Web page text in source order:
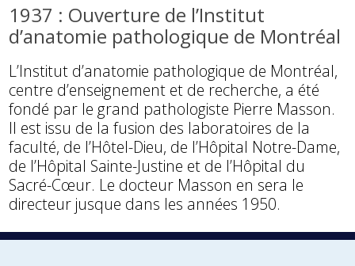
1937 : Ouverture de l’Institut
d’anatomie pathologique de Montréal
L’Institut d’anatomie pathologique de Montréal,
centre d’enseignement et de recherche, a été
fondé par le grand pathologiste Pierre Masson.
Il est issu de la fusion des laboratoires de la
faculté, de l’Hôtel-Dieu, de l’Hôpital Notre-Dame,
de l’Hôpital Sainte-Justine et de l’Hôpital du
Sacré-Cœur. Le docteur Masson en sera le
directeur jusque dans les années 1950.